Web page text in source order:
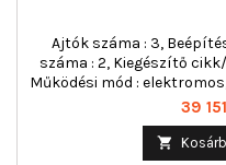
Ajtók száma : 3,
száma : 2, Kiegészítő
Működési mód :
Ár
39
